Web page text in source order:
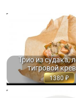
Трио из судака,
тигровой
1380
ТРИО ИЗ СУДАКА,
ТИГРОВОЙ
ЗАПЕЧЕННОЕ В...